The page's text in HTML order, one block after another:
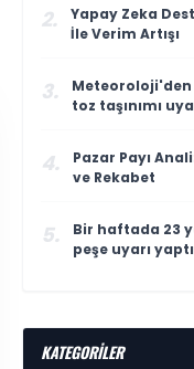
2.
Yapay Zeka
İle Verim Artışı
3.
toz taşınımı
4.
Pazar Payı
ve Rekabet
5.
Bir haftada 23
peşe uyarı
KATEGORİLER